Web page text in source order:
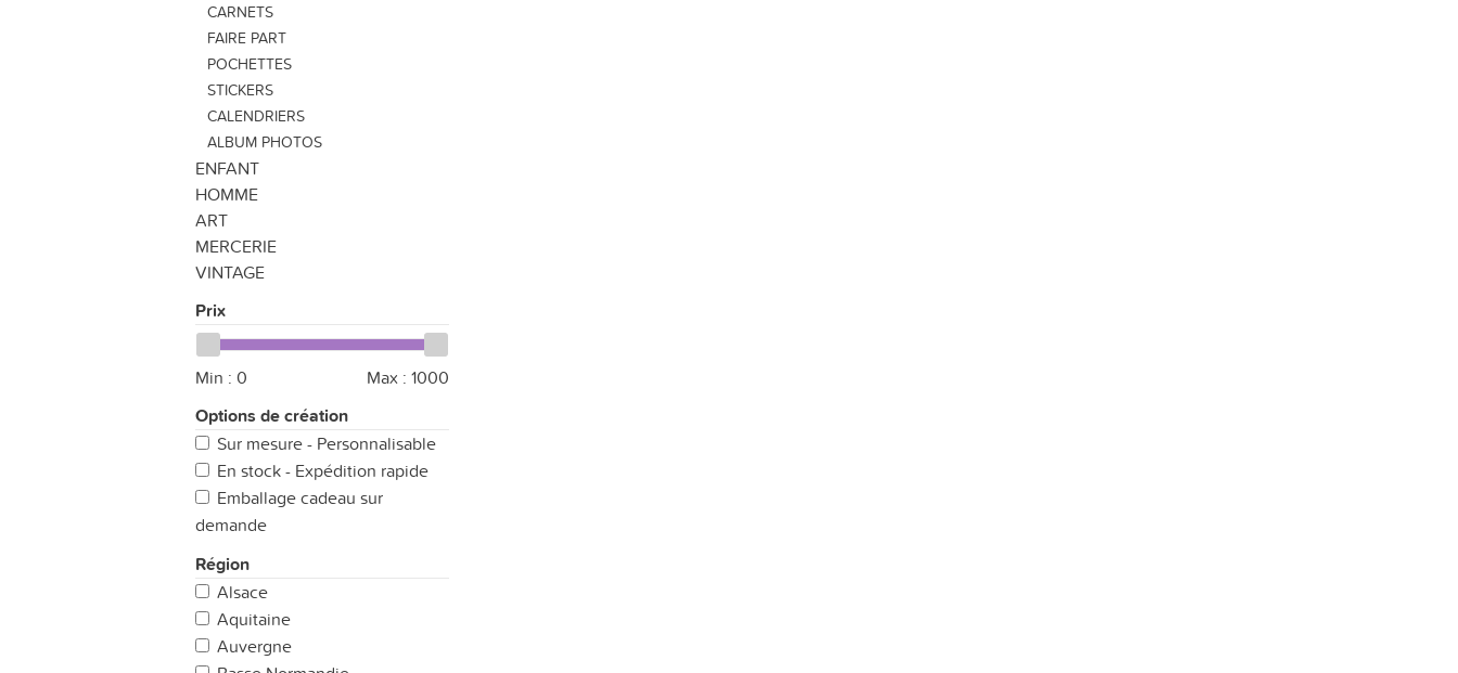
CARNETS
FAIRE PART
POCHETTES
STICKERS
CALENDRIERS
ALBUM PHOTOS
ENFANT
HOMME
ART
MERCERIE
VINTAGE
Prix
Min : 0 Max : 1000
Options de création
Sur mesure - Personnalisable
En stock - Expédition rapide
Emballage cadeau sur
demande
Région
Alsace
Aquitaine
Auvergne